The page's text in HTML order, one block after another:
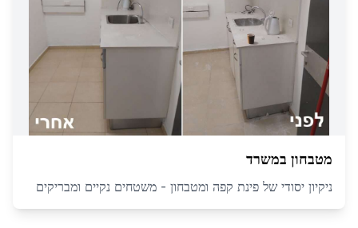
מטבחון במשרד
ניקיון יסודי של פינת קפה ומטבחון - משטחים נקיים ומבריקים